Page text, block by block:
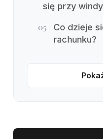
się przy
05
Co dzieje
rachunku?